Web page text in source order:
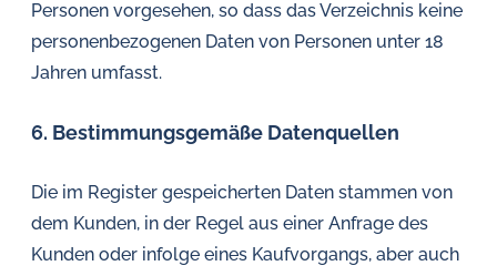
Personen vorgesehen, so dass das Verzeichnis keine
personenbezogenen Daten von Personen unter 18
Jahren umfasst.
6. Bestimmungsgemäße Datenquellen
Die im Register gespeicherten Daten stammen von
dem Kunden, in der Regel aus einer Anfrage des
Kunden oder infolge eines Kaufvorgangs, aber auch